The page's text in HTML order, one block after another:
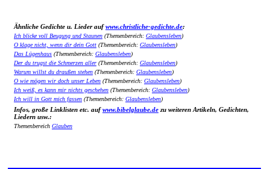
Ähnliche Gedichte u. Lieder aufwww.christliche-gedichte.de:
Ich blicke voll Beugung und Staunen (Themenbereich: Glaubensleben)
O klage nicht, wenn dir dein Gott (Themenbereich: Glaubensleben)
Das Lügenhaus (Themenbereich: Glaubensleben)
Der du trugst die Schmerzen aller (Themenbereich: Glaubensleben)
Warum willst du draußen stehen (Themenbereich: Glaubensleben)
O wie mögen wir doch unser Leben (Themenbereich: Glaubensleben)
Ich weiß, es kann mir nichts geschehen (Themenbereich: Glaubensleben)
Ich will in Gott mich fassen (Themenbereich: Glaubensleben)
Infos, große Linklisten etc. aufwww.bibelglaube.de zu weiteren Artikeln, Gedichten,
Liedern usw.:
Themenbereich Glauben